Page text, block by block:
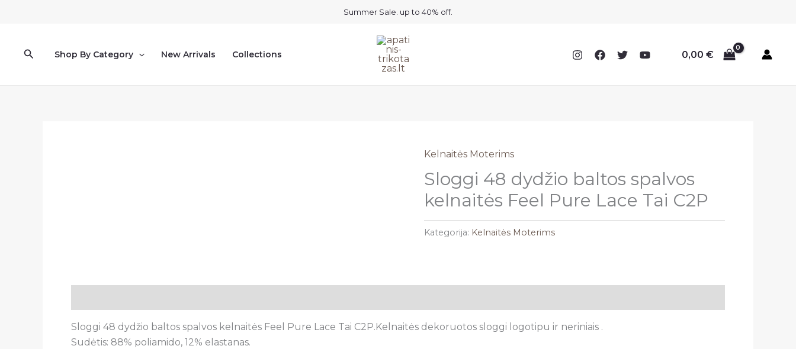
Summer Sale. up to 40% off.
PaieškaShop By Category New Arrivals Collections 0,00 €
Kelnaitės Moterims
Sloggi 48 dydžio baltos spalvos
kelnaitės Feel Pure Lace Tai C2P
Kategorija: Kelnaitės Moterims
Sloggi 48 dydžio baltos spalvos kelnaitės Feel Pure Lace Tai C2P.Kelnaitės dekoruotos sloggi logotipu ir neriniais .
Sudėtis: 88% poliamido, 12% elastanas.